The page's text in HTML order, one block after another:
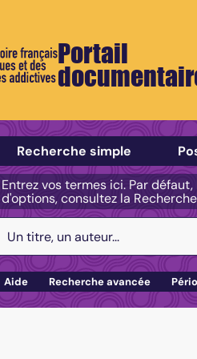
Portail
Sélectionner un type de recherche
Recherche simple
Entrez vos termes ici. Par
d'options, consultez la
Aide Recherche avancée